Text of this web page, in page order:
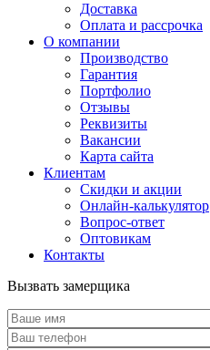
Доставка
Оплата и рассрочка
О компании
Производство
Гарантия
Портфолио
Отзывы
Реквизиты
Вакансии
Карта сайта
Клиентам
Скидки и акции
Онлайн-калькулятор
Вопрос-ответ
Оптовикам
Контакты
Вызвать замерщика